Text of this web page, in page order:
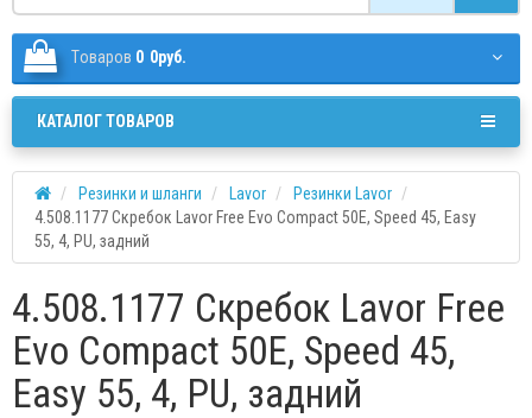
Tоваров 0 0руб.
КАТАЛОГ ТОВАРОВ
Резинки и шланги Lavor
Резинки Lavor
4.508.1177 Скребок Lavor Free Evo Compact 50E, Speed 45, Easy
55, 4, PU, задний
4.508.1177 Скребок Lavor Free
Evo Compact 50E, Speed 45,
Easy 55, 4, PU, задний